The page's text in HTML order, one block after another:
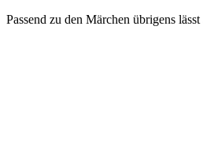
Passend zu den Märchen übrigens